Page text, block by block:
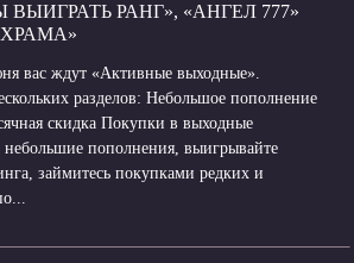
РАНГ», «АНГЕЛ 777»
вас ждут «Активные выходные».
разделов: Небольшое пополнение
скидка Покупки в выходные
небольшие пополнения, выигрывайте
займитесь покупками редких и